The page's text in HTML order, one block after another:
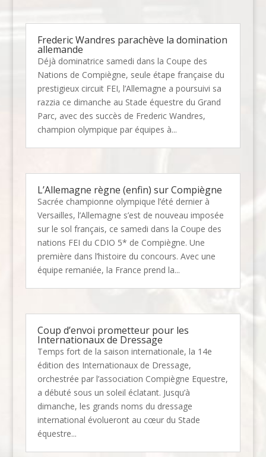
Frederic Wandres parachève la domination
allemande
Déjà dominatrice samedi dans la Coupe des
Nations de Compiègne, seule étape française du
prestigieux circuit FEI, l’Allemagne a poursuivi sa
razzia ce dimanche au Stade équestre du Grand
Parc, avec des succès de Frederic Wandres,
champion olympique par équipes à...
L’Allemagne règne (enfin) sur Compiègne
Sacrée championne olympique l’été dernier à
Versailles, l’Allemagne s’est de nouveau imposée
sur le sol français, ce samedi dans la Coupe des
nations FEI du CDIO 5* de Compiègne. Une
première dans l’histoire du concours. Avec une
équipe remaniée, la France prend la...
Coup d’envoi prometteur pour les
Internationaux de Dressage
Temps fort de la saison internationale, la 14e
édition des Internationaux de Dressage,
orchestrée par l’association Compiègne Equestre,
a débuté sous un soleil éclatant. Jusqu’à
dimanche, les grands noms du dressage
international évolueront au cœur du Stade
équestre...